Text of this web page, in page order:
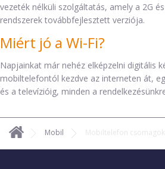
vezeték nélküli szolgáltatás, amely a 2G
rendszerek továbbfejlesztett verziója.
Miért jó a Wi-Fi?
Napjainkat már nehéz elképzelni digitális
mobiltelefontól kezdve az interneten át,
és a televízióig, minden a
Mobil Mobiltelefon csomagok